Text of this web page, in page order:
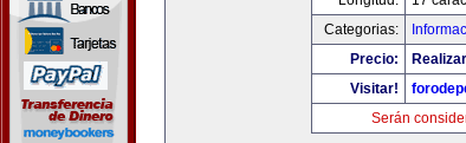
Categorias:
Precio:
Visitar!
Serán